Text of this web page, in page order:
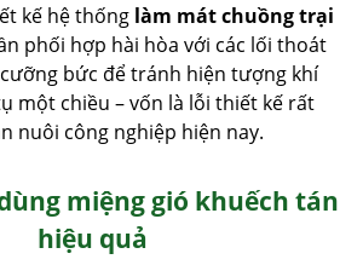
kế hệ thống làm mát chuồng trại
phối hợp hài hòa với các lối thoát
bức để tránh hiện tượng khí
một chiều – vốn là lỗi thiết kế rất
nuôi công nghiệp hiện nay.
miệng gió khuếch tán
hiệu quả